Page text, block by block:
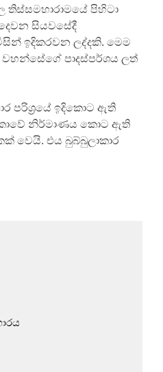
තිස්සමහාරාමයේ පිහිටා
සියවසේදී
ඉදිකරවන ලද්දකි. මෙම
වහන්සේගේ පාදස්පර්ශය ලත්
පරිශ්‍රයේ ඉදිකොට ඇති
නිර්මාණය කොට ඇති
වෙයි. එය බුබ්බුලාකාර